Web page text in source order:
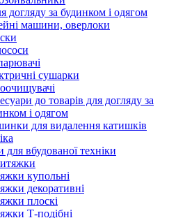
догляду за будинком і одягом
машини, оверлоки
сушарки
до товарів для догляду за
і одягом
для видалення катишків
для вбудованої техніки
купольні
декоративні
плоскі
Т-подібні